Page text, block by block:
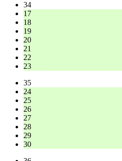
34
17
18
19
20
21
22
23
35
24
25
26
27
28
29
30